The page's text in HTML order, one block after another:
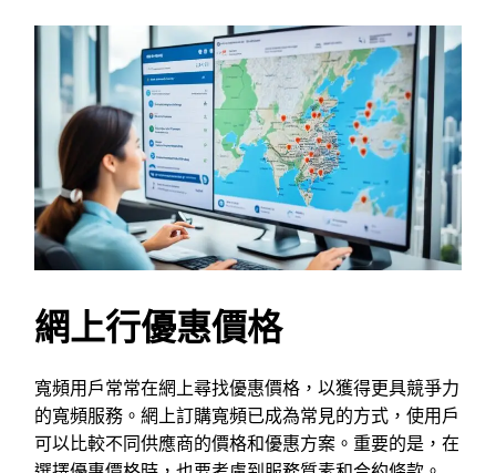
網上行優惠價格
寬頻用戶常常在網上尋找優惠價格，以獲得更具競爭力
的寬頻服務。網上訂購寬頻已成為常見的方式，使用戶
可以比較不同供應商的價格和優惠方案。重要的是，在